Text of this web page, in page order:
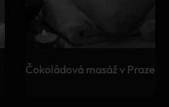
Čokoládová masáž v Praze